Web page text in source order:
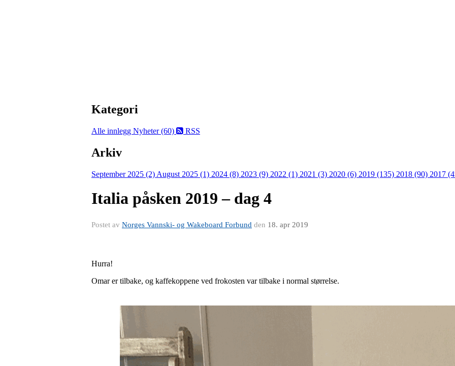
Kategori
Alle innlegg Nyheter (60) RSS
Arkiv
September 2025 (2) August 2025 (1) 2024 (8) 2023 (9) 2022 (1) 2021 (3) 2020 (6) 2019 (135) 2018 (90) 2017
Italia påsken 2019 – dag 4
Postet av Norges Vannski- og Wakeboard Forbund den 18. apr 2019
Hurra!
Omar er tilbake, og kaffekoppene ved frokosten var tilbake i normal størrelse.